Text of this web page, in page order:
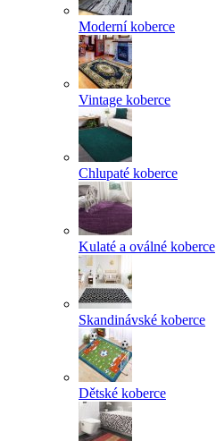
Moderní koberce
Vintage koberce
Chlupaté koberce
Kulaté a oválné koberce
Skandinávské koberce
Dětské koberce